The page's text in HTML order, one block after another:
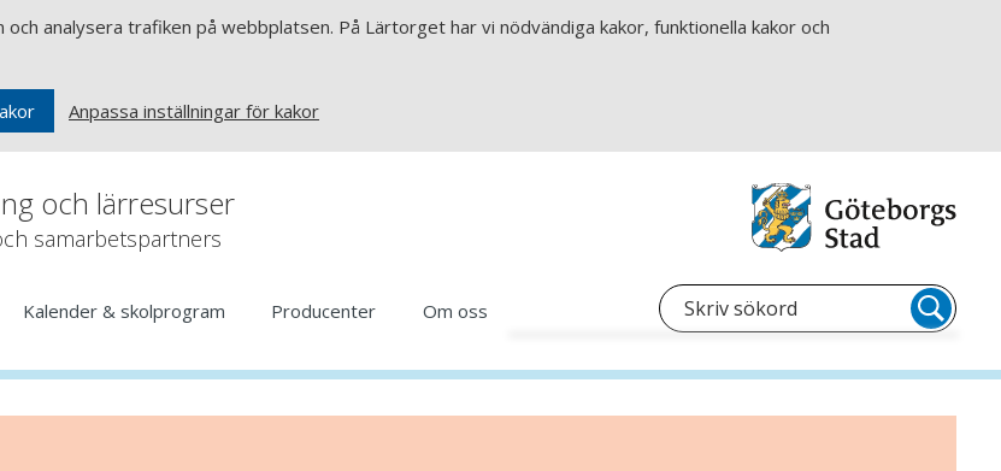
analysera trafiken på webbplatsen. På Lärtorget har vi nödvändiga kakor, funktionella kakor och
Anpassa inställningar för kakor
och lärresurser
samarbetspartners
Kalender & skolprogram Producenter Om oss